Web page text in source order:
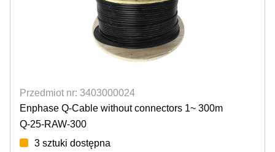
Przedmiot nr: 3403000024
Enphase Q-Cable without connectors 1~ 300m
Q-25-RAW-300
3 sztuki dostępna